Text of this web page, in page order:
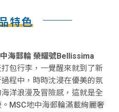
特色
海郵輪 榮耀號Bellissima
包行李，一覺醒來就到了新
程中，時時沈浸在優美的氛
洋浪漫及冒險感，這就是全
MSC地中海郵輪滿載絢麗奢